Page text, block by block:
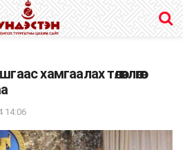
хамгаалах төлөвлөгөөг
14:06